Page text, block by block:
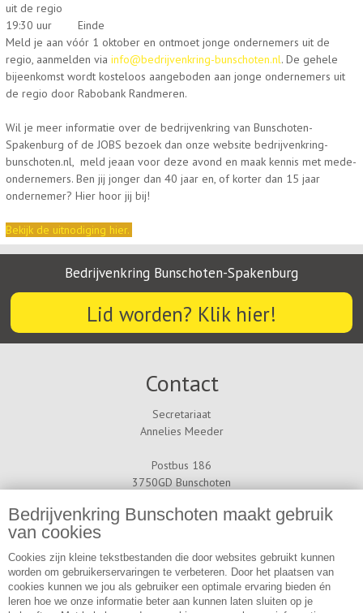
uit de regio
19:30 uur Einde
Meld je aan vóór 1 oktober en ontmoet jonge ondernemers uit de
regio, aanmelden via info@bedrijvenkring-bunschoten.nl. De gehele
bijeenkomst wordt kosteloos aangeboden aan jonge ondernemers uit
de regio door Rabobank Randmeren.
Wil je meer informatie over de bedrijvenkring van Bunschoten-
Spakenburg of de JOBS bezoek dan onze website bedrijvenkring-
bunschoten.nl, meld jeaan voor deze avond en maak kennis met mede-
ondernemers. Ben jij jonger dan 40 jaar en, of korter dan 15 jaar
ondernemer? Hier hoor jij bij!
Bekijk de uitnodiging hier.
Bedrijvenkring Bunschoten-Spakenburg
Lid worden? Klik hier!
Contact
Secretariaat
Annelies Meeder
Postbus 186
3750GD Bunschoten
Telelefoon: 06 - 12 27 90 00
Nieuwsbrief
Abonneer u op onze nieuwsbrief en blijf op de hoogte van de
nieuwste ontwikkelingen binnen de bedrijvenkring van Bunschoten-
Bedrijvenkring Bunschoten maakt gebruik
van cookies
Cookies zijn kleine tekstbestanden die door websites gebruikt kunnen
worden om gebruikerservaringen te verbeteren. Door het plaatsen van
cookies kunnen we jou als gebruiker een optimale ervaring bieden én
leren hoe we onze informatie beter aan kunnen laten sluiten op je